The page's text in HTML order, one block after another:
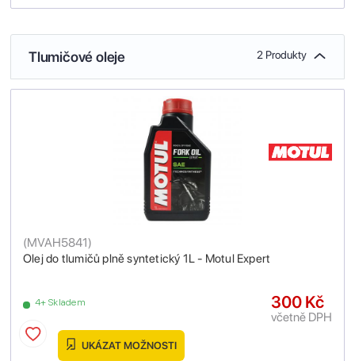
Tlumičové oleje 2 Produkty
Olej do tlumičů plně syntetický 1L - Motul Expert
(MVAH5841)
4+ Skladem 300 Kč
včetně DPH
UKÁZAT MOŽNOSTI